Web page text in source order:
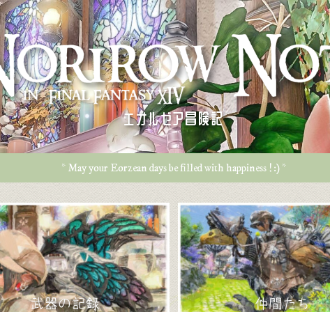
エオルゼア冒険記
* May your Eorzean days be filled with happiness ! :) *
武器の記録 仲間たち